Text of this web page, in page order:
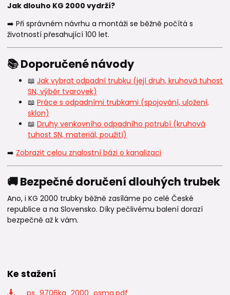
Jak dlouho KG 2000 vydrží?
➡️ Při správném návrhu a montáži se běžně počítá s
životností přesahující 100 let.
📚 Doporučené návody
📖 Jak vybrat odpadní trubku (její druh, kruhová tuhost
SN, výběr tvarovek)
📖 Práce s odpadními trubkami (spojování, uložení,
sklon)
📖 Druhy venkovního odpadního potrubí (kruhová
tuhost SN, materiál, použití)
➡️ Zobrazit celou znalostní bázi o kanalizaci
🚚 Bezpečné doručení dlouhých trubek
Ano, i KG 2000 trubky běžně zasíláme po celé České
republice a na Slovensko. Díky pečlivému balení dorazí
bezpečně až k vám.
Ke stažení